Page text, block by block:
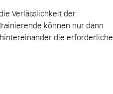
Verlässlichkeit der
können nur dann
die erforderliche